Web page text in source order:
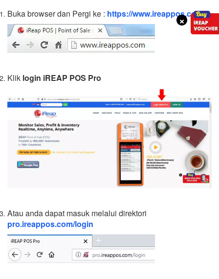
×
Buka browser dan Pergi ke : https://www.ireappos.com/
Klik login iREAP POS Pro
Atau anda dapat masuk melalui direktori
pro.ireappos.com/login